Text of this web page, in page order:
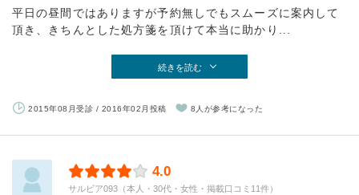
平日の昼間ではありますが予約無しでもスムーズに案内して
頂き、きちんとした処方箋を頂けて本当に助かり...
続きを読む
2015年08月受診 / 2016年02月投稿 8人が参考になった
4.0
サルビア093（本人・30代・女性・掲載口コミ11件）